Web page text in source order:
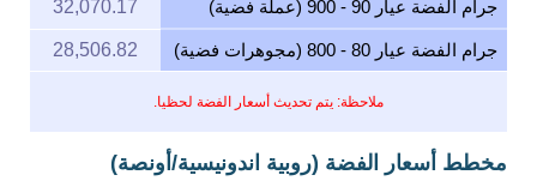
ملاحظة: يتم تحديث أسعار الفضة لحظيا.
جرام الفضة عيار 90 - 900 (عملة فضية) 32,070.17
جرام الفضة عيار 80 - 800 (مجوهرات فضية) 28,506.82
مخطط أسعار الفضة (روبية اندونيسية/أونصة)